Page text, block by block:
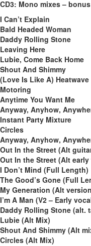
CD3: Mono mixes –
I Can’t Explain
Bald Headed Woman
Daddy Rolling Stone
Leaving Here
Lubie, Come Back Home
Shout And Shimmy
(Love Is Like A) Heatwave
Motoring
Anytime You Want Me
Anyway, Anyhow,
Instant Party Mixture
Circles
Anyway, Anyhow,
Out In the Street (Alt
Out In the Street (Alt
I Don’t Mind (Full Length)
The Good’s Gone (Full
My Generation (Alt
I’m A Man (V2 – Early
Daddy Rolling Stone (alt.
Lubie (Alt Mix)
Shout And Shimmy (Alt
Circles (Alt Mix)